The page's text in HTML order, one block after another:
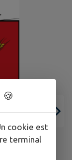
cookie est
terminal